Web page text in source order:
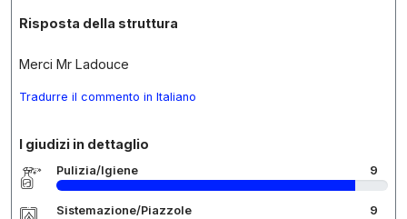
Risposta della struttura
Merci Mr Ladouce
Tradurre il commento in Italiano
I giudizi in dettaglio
Pulizia/Igiene 9
Sistemazione/Piazzole 9